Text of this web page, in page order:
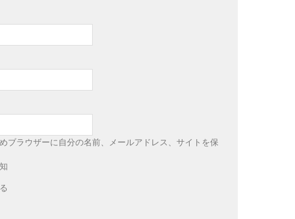
ブラウザーに自分の名前、メールアドレス、サイトを保